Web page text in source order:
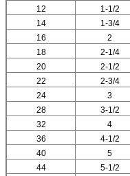
12
1-1/2
14
1-3/4
16
2
18
2-1/4
20
2-1/2
22
2-3/4
24
3
28
3-1/2
32
4
36
4-1/2
40
5
44
5-1/2